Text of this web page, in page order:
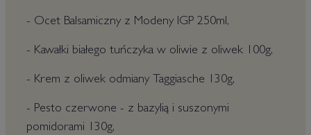
- Ocet Balsamiczny z Modeny IGP 250ml,
- Kawałki białego tuńczyka w oliwie z oliwek 100g,
- Krem z oliwek odmiany Taggiasche 130g,
- Pesto czerwone - z bazylią i suszonymi
pomidorami 130g,